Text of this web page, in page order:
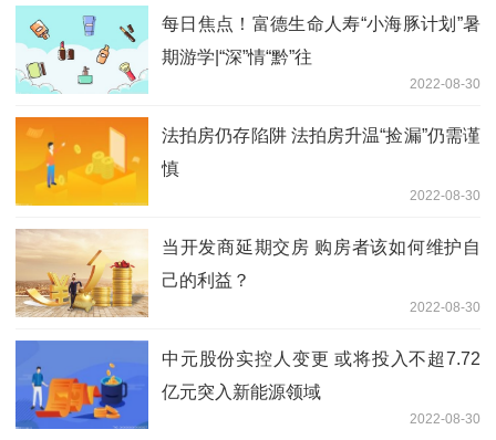
每日焦点！富德生命人寿“小海豚计划”暑
期游学|“深”情“黔”往
2022-08-30
法拍房仍存陷阱 法拍房升温“捡漏”仍需谨
慎
2022-08-30
当开发商延期交房 购房者该如何维护自
己的利益？
2022-08-30
中元股份实控人变更 或将投入不超7.72
亿元突入新能源领域
2022-08-30